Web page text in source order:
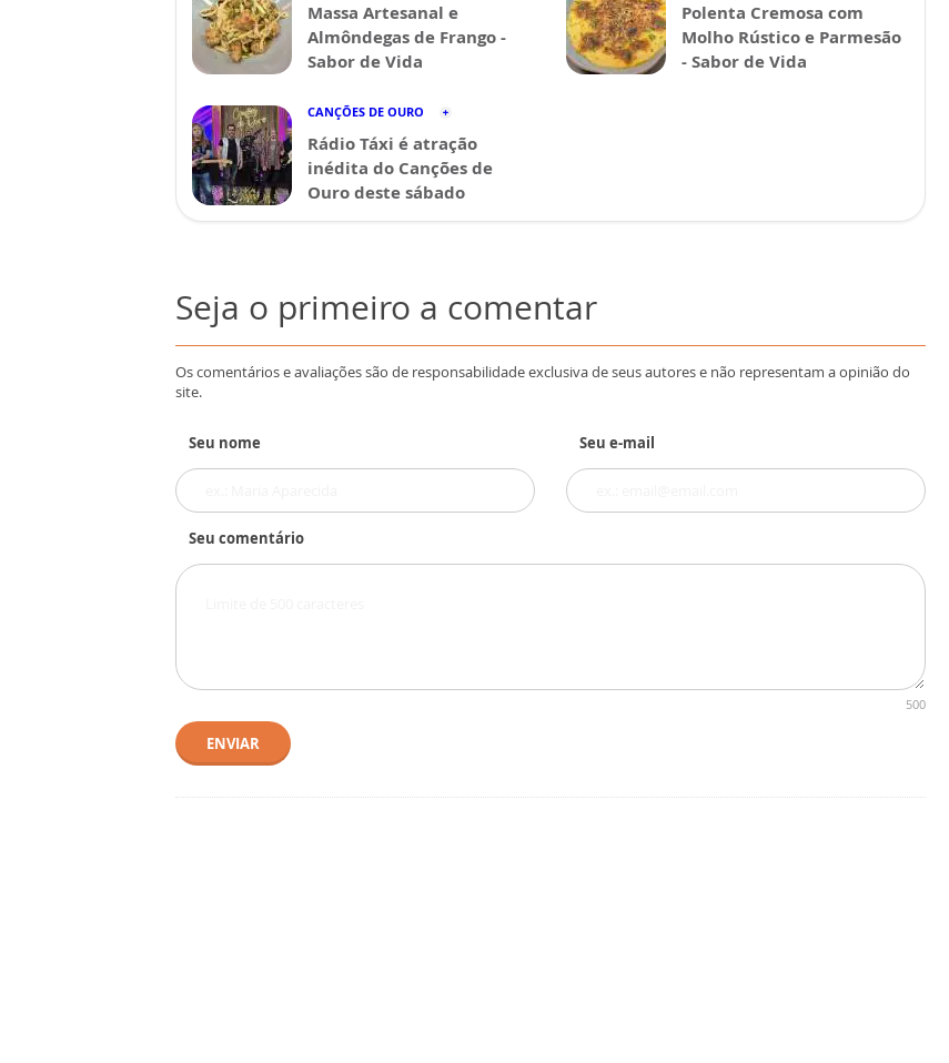
Massa Artesanal e
Almôndegas de Frango -
Sabor de Vida
Polenta Cremosa com
Molho Rústico e Parmesão
- Sabor de Vida
CANÇÕES DE OURO
Rádio Táxi é atração
inédita do Canções de
Ouro deste sábado
Seja o primeiro a comentar
Os comentários e avaliações são de responsabilidade exclusiva de seus autores e não representam a opinião do
site.
Seu nome Seu e-mail
Seu comentário
500
ENVIAR